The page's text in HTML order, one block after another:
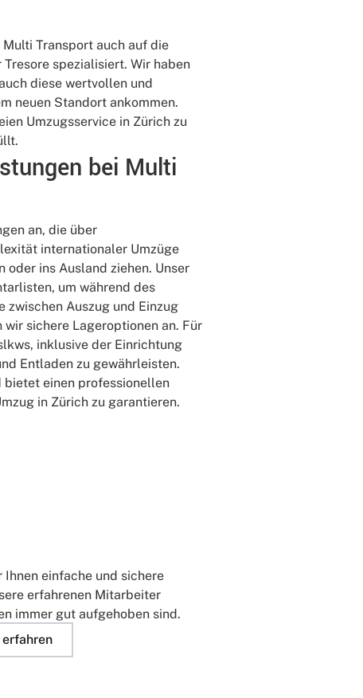
Transport auch auf die
spezialisiert. Wir haben
diese wertvollen und
neuen Standort ankommen.
Umzugsservice in Zürich zu
bei Multi
an, die über
internationaler Umzüge
oder ins Ausland ziehen. Unser
um während des
zwischen Auszug und Einzug
sichere Lageroptionen an. Für
inklusive der Einrichtung
Entladen zu gewährleisten.
bietet einen professionellen
in Zürich zu garantieren.
einfache und sichere
erfahrenen Mitarbeiter
immer gut aufgehoben sind.
erfahren